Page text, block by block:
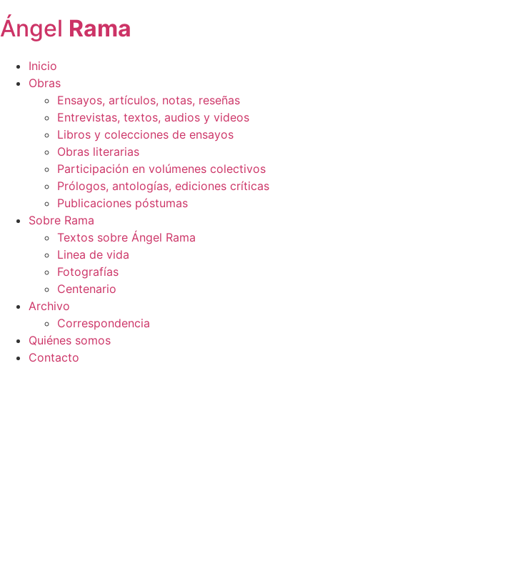
Ángel Rama
Inicio
Obras
Ensayos, artículos, notas, reseñas
Entrevistas, textos, audios y videos
Libros y colecciones de ensayos
Obras literarias
Participación en volúmenes colectivos
Prólogos, antologías, ediciones críticas
Publicaciones póstumas
Sobre Rama
Textos sobre Ángel Rama
Linea de vida
Fotografías
Centenario
Archivo
Correspondencia
Quiénes somos
Contacto